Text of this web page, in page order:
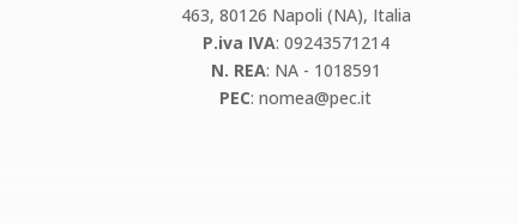
463, 80126 Napoli (NA), Italia
P.iva IVA: 09243571214
N. REA: NA - 1018591
PEC:nomea@pec.it